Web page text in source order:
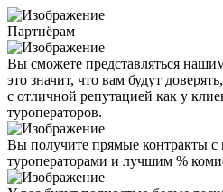
Партнёрам
Вы сможете представляться
это значит, что вам будут
с отличной репутацией как у
туроператоров.
Вы получите прямые контракты
туроператорами и лучшим %